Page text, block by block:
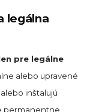
legálna
pre legálne
alebo upravené
inštalujú
permanentne